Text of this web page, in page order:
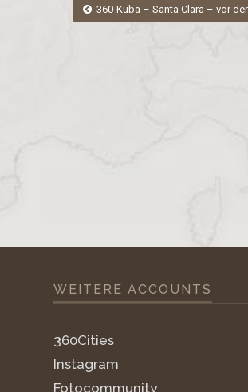
Post
360-Kuba – Santa Clara – vor
WEITERE ACCOUNTS
360Cities
Instagram
Fotocommunity